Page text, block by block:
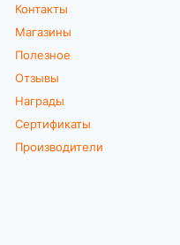
Контакты
Магазины
Полезное
Отзывы
Награды
Сертификаты
Производители